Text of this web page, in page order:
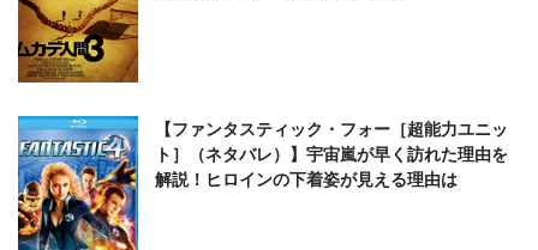
【ファンタスティック・フォー［超能力ユニッ
ト］（ネタバレ）】宇宙嵐が早く訪れた理由を
解説！ヒロインの下着姿が見える理由は